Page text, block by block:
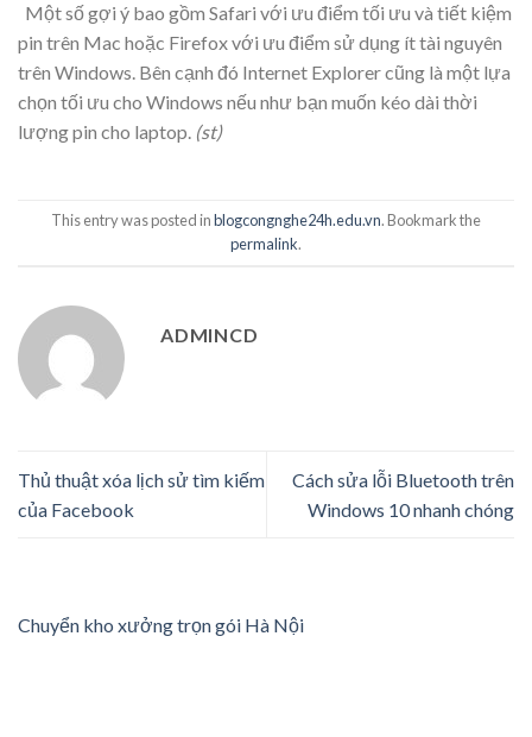
Một số gợi ý bao gồm Safari với ưu điểm tối ưu và tiết kiệm
pin trên Mac hoặc Firefox với ưu điểm sử dụng ít tài nguyên
trên Windows. Bên cạnh đó Internet Explorer cũng là một lựa
chọn tối ưu cho Windows nếu như bạn muốn kéo dài thời
lượng pin cho laptop. (st)
This entry was posted inblogcongnghe24h.edu.vn. Bookmark the
permalink.
ADMINCD
Thủ thuật xóa lịch sử tìm kiếm
của Facebook
Cách sửa lỗi Bluetooth trên
Windows 10 nhanh chóng
Chuyển kho xưởng trọn gói Hà Nội